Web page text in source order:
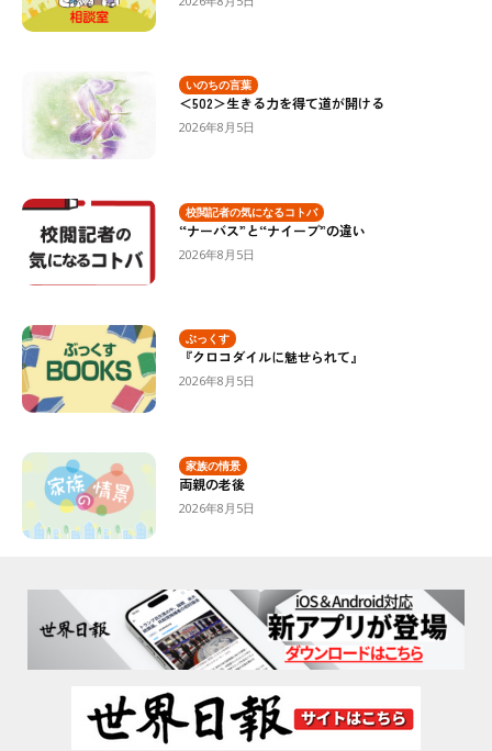
いのちの言葉
＜502＞生きる力を得て道が開ける
2026年8月5日
校閲記者の気になるコトバ
“ナーバス”と“ナイーブ”の違い
2026年8月5日
ぶっくす
『クロコダイルに魅せられて』
2026年8月5日
家族の情景
両親の老後
2026年8月5日